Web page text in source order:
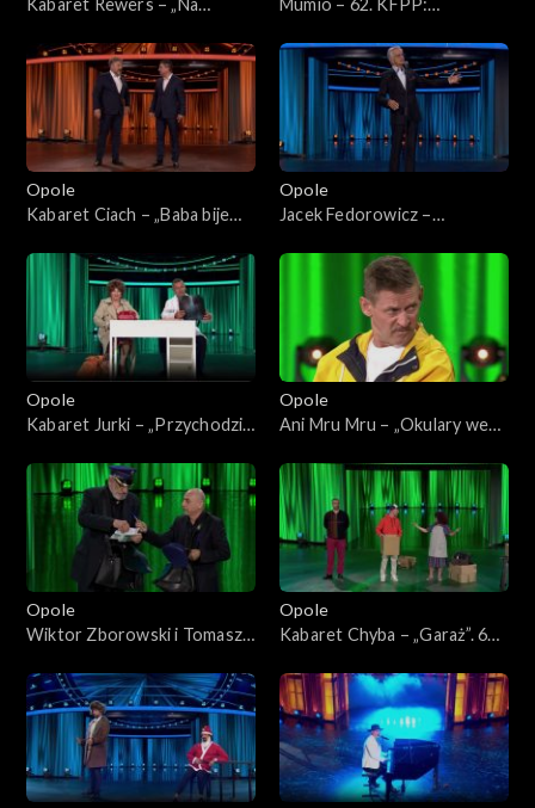
Kabaret Rewers – „Na
„KabareTYM”
Mumio – 62. KFPP:
Opole
Kabaret Ciach – „Baba bije
„KabareTYM”
Opole
Jacek Fedorowicz –
„KabareTYM”
Opole
Kabaret Jurki – „Przychodzi
„KabareTYM”
Opole
Ani Mru Mru – „Okulary we
„KabareTYM”
Opole
Wiktor Zborowski i Tomasz
KFPP: „KabareTYM”
Opole
Kabaret Chyba – „Garaż”. 62.